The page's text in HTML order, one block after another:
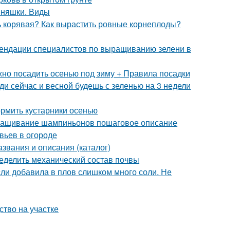
Виды
Как вырастить ровные корнеплоды?
специалистов по выращиванию зелени в
посадить осенью под зиму + Правила посадки
сейчас и весной будешь с зеленью на 3 недели
кустарники осенью
шампиньонов пошаговое описание
в огороде
и описания (каталог)
механический состав почвы
добавила в плов слишком много соли. Не
на участке